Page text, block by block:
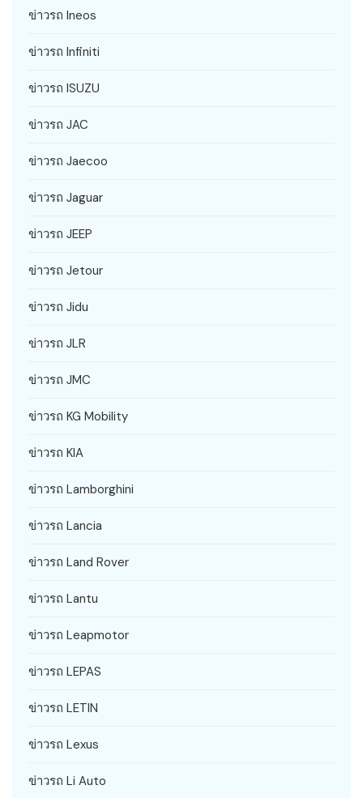
ข่าวรถ Ineos
ข่าวรถ Infiniti
ข่าวรถ ISUZU
ข่าวรถ JAC
ข่าวรถ Jaecoo
ข่าวรถ Jaguar
ข่าวรถ JEEP
ข่าวรถ Jetour
ข่าวรถ Jidu
ข่าวรถ JLR
ข่าวรถ JMC
ข่าวรถ KG Mobility
ข่าวรถ KIA
ข่าวรถ Lamborghini
ข่าวรถ Lancia
ข่าวรถ Land Rover
ข่าวรถ Lantu
ข่าวรถ Leapmotor
ข่าวรถ LEPAS
ข่าวรถ LETIN
ข่าวรถ Lexus
ข่าวรถ Li Auto